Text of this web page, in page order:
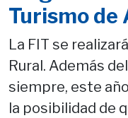
Turismo de
La FIT se
Rural. Además
siempre, este
la posibilidad de